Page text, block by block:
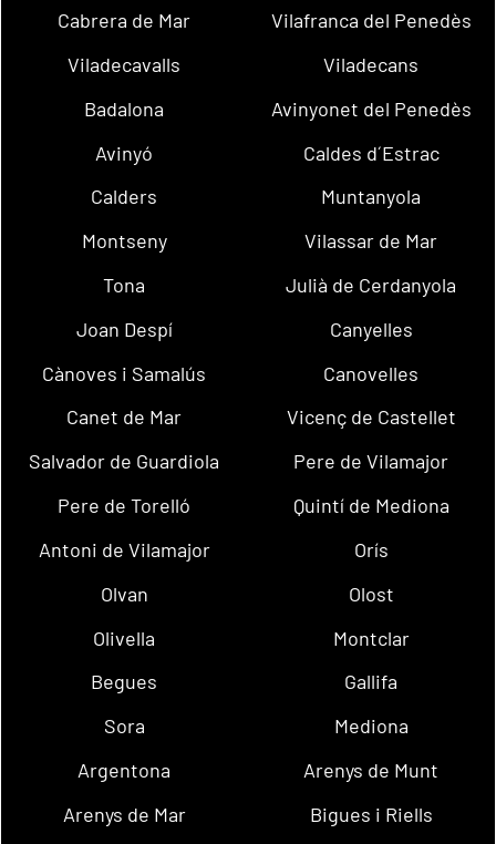
Cabrera de Mar
Vilafranca del Penedès
Viladecavalls
Viladecans
Badalona
Avinyonet del Penedès
Avinyó
Caldes d´Estrac
Calders
Muntanyola
Montseny
Vilassar de Mar
Tona
Julià de Cerdanyola
Joan Despí
Canyelles
Cànoves i Samalús
Canovelles
Canet de Mar
Vicenç de Castellet
Salvador de Guardiola
Pere de Vilamajor
Pere de Torelló
Quintí de Mediona
Antoni de Vilamajor
Orís
Olvan
Olost
Olivella
Montclar
Begues
Gallifa
Sora
Mediona
Argentona
Arenys de Munt
Arenys de Mar
Bigues i Riells